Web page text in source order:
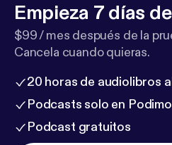
Empieza 7 días
$99 / mes después de la
Cancela cuando quieras.
20 horas de audiolibros
Podcasts solo en Podimo
Podcast gratuitos